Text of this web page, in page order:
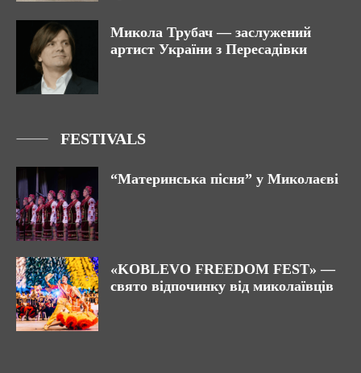
Микола Трубач — заслужений
артист України з Пересадівки
FESTIVALS
“Материнська пісня” у Миколаєві
«KOBLEVO FREEDOM FEST» —
свято відпочинку від миколаївців